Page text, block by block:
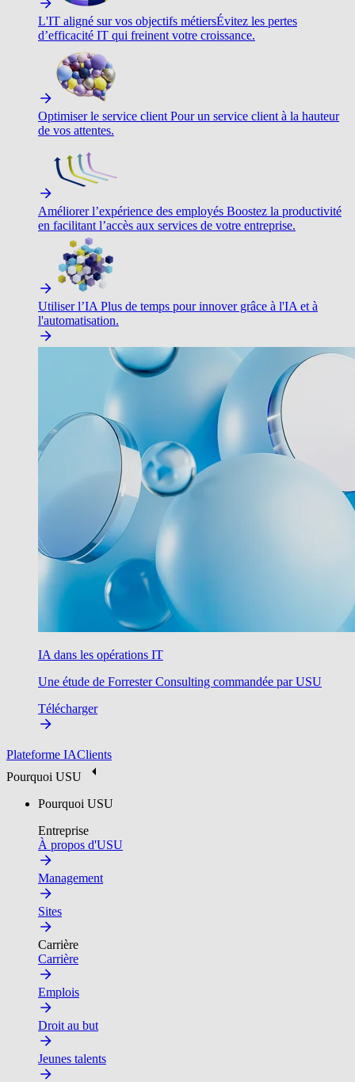
L'IT aligné sur vos objectifs métiersÉvitez les pertes
d’efficacité IT qui freinent votre croissance.
Optimiser le service client Pour un service client à la hauteur
de vos attentes.
Améliorer l’expérience des employés Boostez la productivité
en facilitant l’accès aux services de votre entreprise.
Utiliser l’IA Plus de temps pour innover grâce à l'IA et à
l'automatisation.
IA dans les opérations IT
Une étude de Forrester Consulting commandée par USU
Télécharger
Plateforme IAClients
Pourquoi USU
Pourquoi USU
Entreprise
À propos d'USU
Management
Sites
Carrière
Carrière
Emplois
Droit au but
Jeunes talents